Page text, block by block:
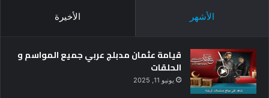
الأشهر الأخيرة
قيامة عثمان مدبلج عربي جميع المواسم و
الحلقات
يونيو 11, 2025